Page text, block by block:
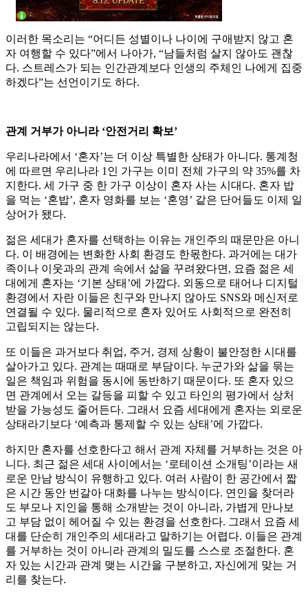
이러한 목소리는 “어디든 성별이나 나이에 구애받지 않고 혼
자 여행할 수 있다”에서 나아가, “남들처럼 살지 않아도 괜찮
다. 스트레스가 되는 인간관계보다 인생의 주체인 나에게 집중
하겠다”는 선언이기도 하다.
관계 거부가 아니라 ‘안전거리 확보’
우리나라에서 ‘혼자’는 더 이상 특별한 상태가 아니다. 통계청
에 따르면 우리나라 1인 가구는 이미 전체 가구의 약 35%를 차
지한다. 세 가구 중 한 가구 이상이 혼자 사는 시대다. 혼자 밥
을 먹는 ‘혼밥’, 혼자 영화를 보는 ‘혼영’ 같은 단어들도 이제 일
상어가 됐다.
젊은 세대가 혼자를 선택하는 이유는 개인주의 때문만은 아니
다. 이 배경에는 변화한 사회 환경도 한몫한다. 과거에는 대가
족이나 이웃과의 관계 속에서 삶을 꾸려왔다면, 요즘 젊은 세
대에게 혼자는 ‘기본 상태’에 가깝다. 외동으로 태어나 디지털
환경에서 자란 이들은 친구와 만나지 않아도 SNS와 메신저로
연결될 수 있다. 물리적으로 혼자 있어도 사회적으로 완전히
고립되지는 않는다.
또 이들은 과거보다 취업, 주거, 경제 상황이 불안정한 시대를
살아가고 있다. 관계는 때때로 부담이다. 누군가와 삶을 묶는
일은 책임과 위험을 동시에 동반하기 때문이다. 또 혼자 있으
면 관계에서 오는 갈등을 피할 수 있고 타인의 평가에서 상처
받을 가능성도 줄어든다. 그래서 요즘 세대에게 혼자는 외로운
상태라기보다 ‘예측과 통제할 수 있는 상태’에 가깝다.
하지만 혼자를 선호한다고 해서 관계 자체를 거부하는 것은 아
니다. 최근 젊은 세대 사이에서는 ‘로테이션 소개팅’이라는 새
로운 만남 방식이 유행하고 있다. 여러 사람이 한 공간에서 짧
은 시간 동안 번갈아 대화를 나누는 방식이다. 연인을 찾더라
도 부모나 지인을 통해 소개받는 것이 아니라, 가볍게 만나보
고 부담 없이 헤어질 수 있는 환경을 선호한다. 그래서 요즘 세
대를 단순히 개인주의 세대라고 말하기는 어렵다. 이들은 관계
를 거부하는 것이 아니라 관계의 밀도를 스스로 조절한다. 혼
자 있는 시간과 관계 맺는 시간을 구분하고, 자신에게 맞는 거
리를 찾는다.